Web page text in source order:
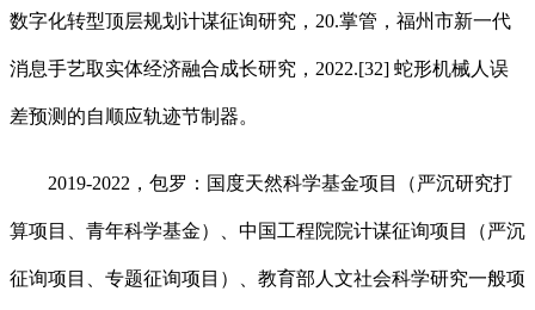
数字化转型顶层规划计谋征询研究，20.掌管，福州市新一代
消息手艺取实体经济融合成长研究，2022.[32] 蛇形机械人误
差预测的自顺应轨迹节制器。
2019-2022，包罗：国度天然科学基金项目（严沉研究打
算项目、青年科学基金）、中国工程院院计谋征询项目（严沉
征询项目、专题征询项目）、教育部人文社会科学研究一般项